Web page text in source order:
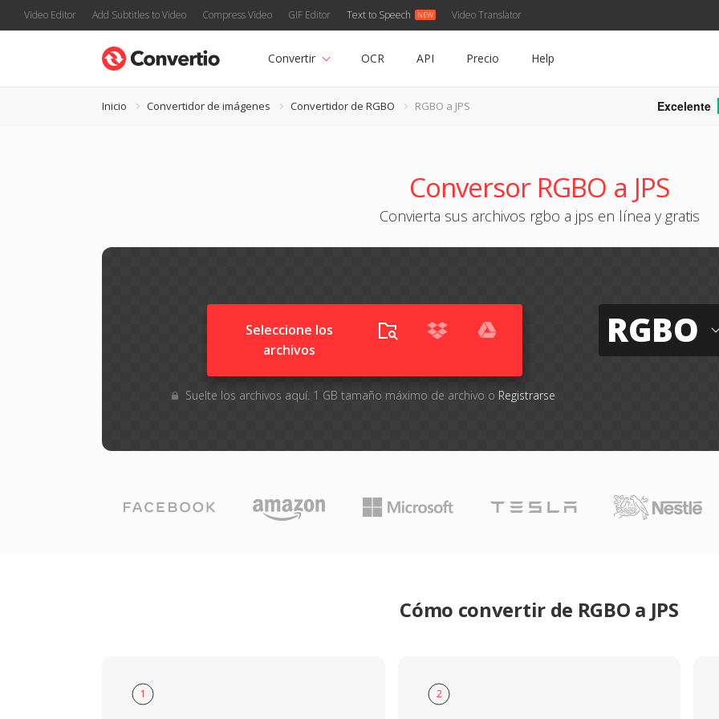
Video Editor Add Subtitles to Video Compress Video GIF Editor Text to Speech Video Translator
Convertir OCR API Precio Help
Inicio Convertidor de imágenes Convertidor de RGBO RGBO a JPS Excelente
Conversor RGBO a JPS
Convierta sus archivos rgbo a jps en línea y gratis
Seleccione los
archivos
Suelte los archivos aquí. 1 GB tamaño máximo de archivo o Registrarse
RGBO
Cómo convertir de RGBO a JPS
1 2